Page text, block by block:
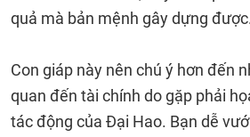
quả mà bản mệnh gây dựng
Con giáp này nên chú ý hơn đến
quan đến tài chính do gặp phải
tác động của Đại Hao. Bạn dễ